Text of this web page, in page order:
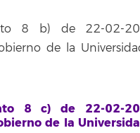
8 b) de 22-02-
de la
8 c) de 22-02-
de la